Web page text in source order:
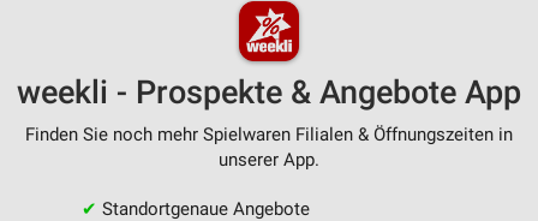
weekli - Prospekte & Angebote App
Finden Sie noch mehr Spielwaren Filialen & Öffnungszeiten in
unserer App.
✔ Standortgenaue Angebote